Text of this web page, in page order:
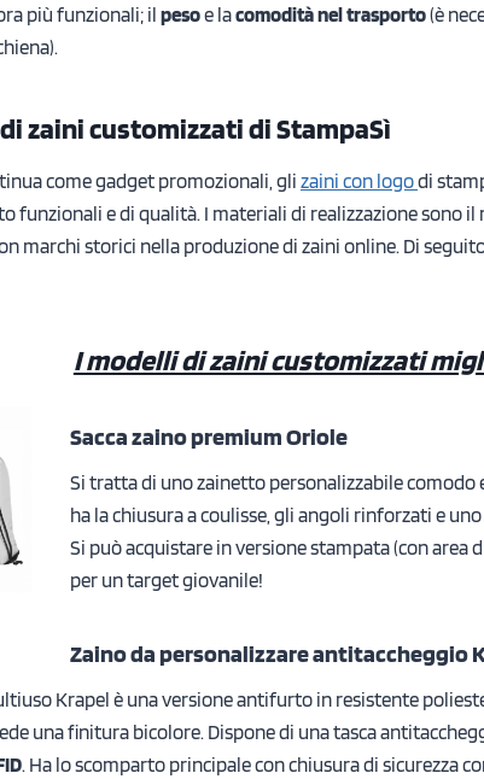
più funzionali; ilpesoe lacomodità nel trasporto(è
zaini customizzati di StampaSì
come gadget promozionali, gli zaini con logodi
funzionali e di qualità. I materiali di realizzazione sono
marchi storici nella produzione di zaini online. Di
I modelli di zaini customizzati
Sacca zaino premium Oriole
Si tratta di uno zainetto personalizzabile comodo
ha la chiusura a coulisse, gli angoli rinforzati e
Si può acquistare in versione stampata (con area
per un target giovanile!
Zaino da personalizzare antitaccheggio
Krapel è una versione antifurto in resistente
una finitura bicolore. Dispone di una tasca
. Ha lo scomparto principale con chiusura di sicurezza